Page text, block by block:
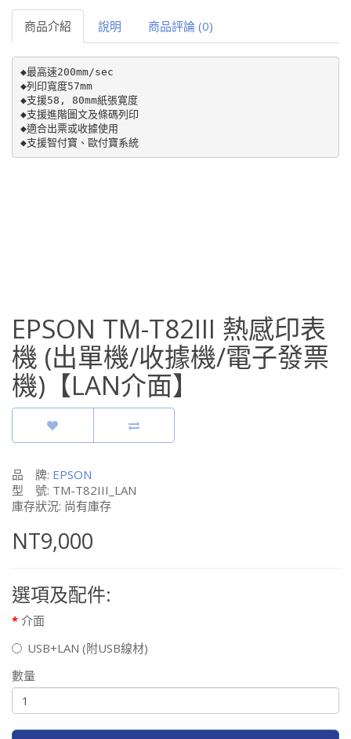
商品介紹 說明 商品評論 (0)
◆最高速200mm/sec
◆列印寬度57mm
◆支援58, 80mm紙張寛度
◆支援進階圖文及條碼列印
◆適合出票或收據使用
◆支援智付寶、歐付寶系統
EPSON TM-T82III 熱感印表
機 (出單機/收據機/電子發票
機)【LAN介面】
品 牌: EPSON
型 號: TM-T82III_LAN
庫存狀況: 尚有庫存
NT9,000
選項及配件:
介面
USB+LAN (附USB線材)
數量